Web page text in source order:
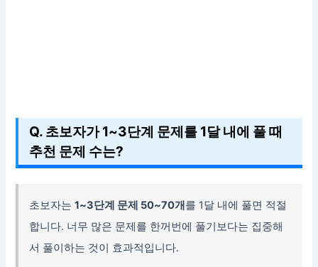
Q. 초보자가 1~3단계 문제를 1달 내에 풀 때
추천 문제 수는?
초보자는1~3단계 문제 50~70개를 1달 내에 풀면 적절
합니다. 너무 많은 문제를 한꺼번에 풀기보다는 집중해
서 풀이하는 것이 효과적입니다.